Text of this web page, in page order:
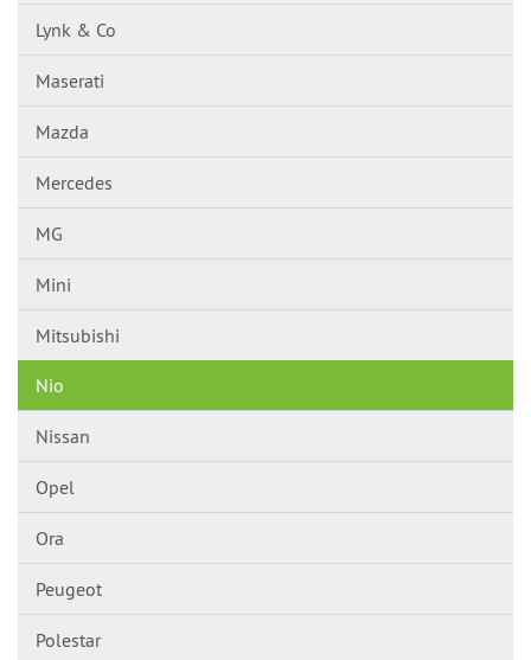
Lynk & Co
Maserati
Mazda
Mercedes
MG
Mini
Mitsubishi
Nio
Nissan
Opel
Ora
Peugeot
Polestar